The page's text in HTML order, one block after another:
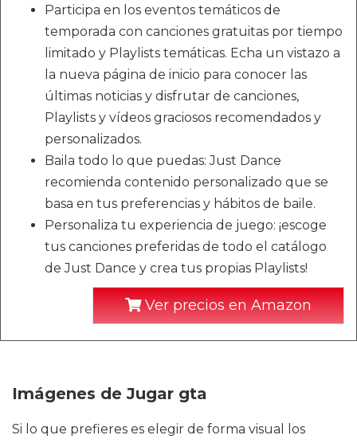
Participa en los eventos temáticos de
temporada con canciones gratuitas por tiempo
limitado y Playlists temáticas. Echa un vistazo a
la nueva página de inicio para conocer las
últimas noticias y disfrutar de canciones,
Playlists y vídeos graciosos recomendados y
personalizados.
Baila todo lo que puedas: Just Dance
recomienda contenido personalizado que se
basa en tus preferencias y hábitos de baile.
Personaliza tu experiencia de juego: ¡escoge
tus canciones preferidas de todo el catálogo
de Just Dance y crea tus propias Playlists!
Ver precios en Amazon
Imágenes de Jugar gta
Si lo que prefieres es elegir de forma visual los